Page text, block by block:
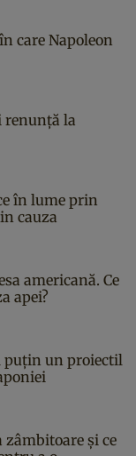
care Napoleon
renunță la
în lume prin
cauza
americană. Ce
apei?
puțin un proiectil
zâmbitoare și ce